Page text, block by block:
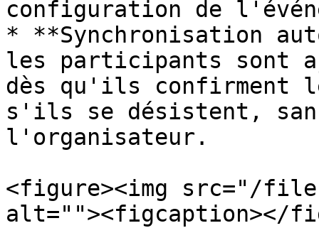
configuration de
* **Synchronisation
les participants sont
dès qu'ils confirment
s'ils se désistent,
l'organisateur.
<figure><img src="/files/